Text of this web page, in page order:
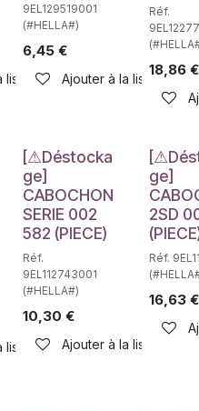
liste de souhaits
9EL129519001
(#HELLA#)
6,45€
Ajouter à la liste de
Réf.
18,86€
liste de souhaits
Déstockage
[⚠Déstocka
ge]
CABOCHON
SERIE 002
582 (PIECE)
Réf.
9EL112743001
(#HELLA#)
10,30 €
Ajouter à la liste de
ge]
2SD
Réf.
16,63€